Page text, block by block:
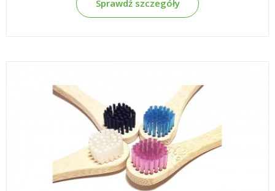
Sprawdź szczegóły